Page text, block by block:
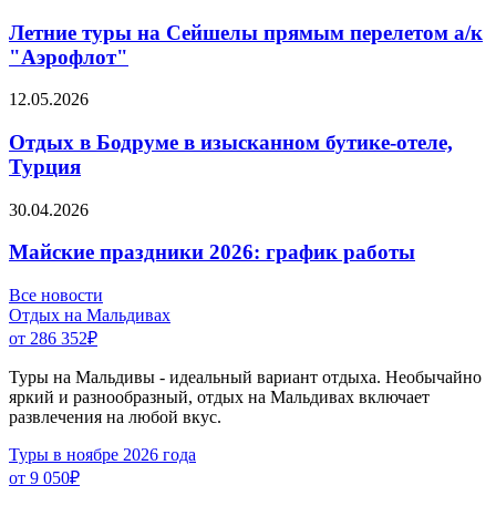
Летние туры на Сейшелы прямым перелетом а/к
"Аэрофлот"
12.05.2026
Отдых в Бодруме в изысканном бутике-отеле,
Турция
30.04.2026
Майские праздники 2026: график работы
Все новости
Отдых на Мальдивах
от 286 352₽
Туры на Мальдивы - идеальный вариант отдыха. Необычайно
яркий и разнообразный, отдых на Мальдивах включает
развлечения на любой вкус.
Туры в ноябре 2026 года
от 9 050₽